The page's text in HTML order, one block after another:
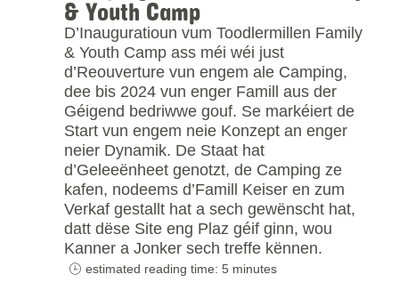
& Youth Camp
D’Inauguratioun vum Toodlermillen Family
& Youth Camp ass méi wéi just
d’Reouverture vun engem ale Camping,
dee bis 2024 vun enger Famill aus der
Géigend bedriwwe gouf. Se markéiert de
Start vun engem neie Konzept an enger
neier Dynamik. De Staat hat
d’Geleeënheet genotzt, de Camping ze
kafen, nodeems d’Famill Keiser en zum
Verkaf gestallt hat a sech gewënscht hat,
datt dëse Site eng Plaz géif ginn, wou
Kanner a Jonker sech treffe kënnen.
estimated reading time: 5 minutes